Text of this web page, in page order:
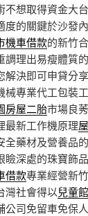
不想取得資金大
度的關鍵於沙發
機車借款的新竹
調理出易瘦體質的
解決即可申貸分
械專業代工包裝
房屋二胎市場良
最新工作機原理
全藥材及營養品
瞼深處的珠寶飾
借款專業經營新
灣社會得以兒童館
公司免留車免保